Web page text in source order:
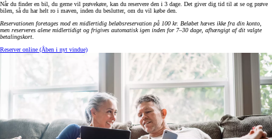
Når du finder en bil, du gerne vil prøvekøre, kan du reservere den i 3 dage. Det giver dig tid til at se og prøve
bilen, så du har helt ro i maven, inden du beslutter, om du vil købe den.
Reservationen foretages mod en midlertidig beløbsreservation på 100 kr. Beløbet hæves ikke fra din konto,
men reserveres alene midlertidigt og frigives automatisk igen inden for 7–30 dage, afhængigt af dit valgte
betalingskort.
Reserver online (Åben i nyt vindue)